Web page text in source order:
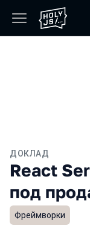
ДОКЛАД
React
под
Фреймворки